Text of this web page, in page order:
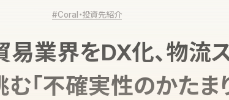
#Coral・投資先紹介
業界をDX化、物流
「不確実性のかたま